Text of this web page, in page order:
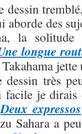
dessin
aborde des
la
longue
dessin très
je dirais
Deux expressos
Sahara a